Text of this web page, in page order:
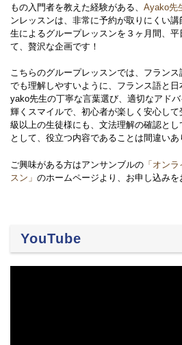
もの入門者を教えた経験がある、 Ayako先
ンレッスンは、非常に予約が取りにくい
生によるグループレッスンを３ヶ月間、
て、贅沢な企画です！
こちらのグループレッスンでは、フラン
でも理解しやすいように、フランス語と
yako先生の丁寧な言葉選び、適切なアド
輝くスマイルで、初心者が楽しく安心し
級以上の生徒様にも、文法理解の確認と
として、役立つ内容であることは間違いあ
ご興味がある方はアンサンブルの 「オン
スン」 のホームページより、お申し込みを
YouTube